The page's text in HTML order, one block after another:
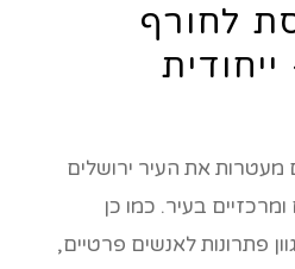
לחורף
מעטרות את העיר ירושלים
בעיר. כמו כן
פתרונות לאנשים פרטיים,